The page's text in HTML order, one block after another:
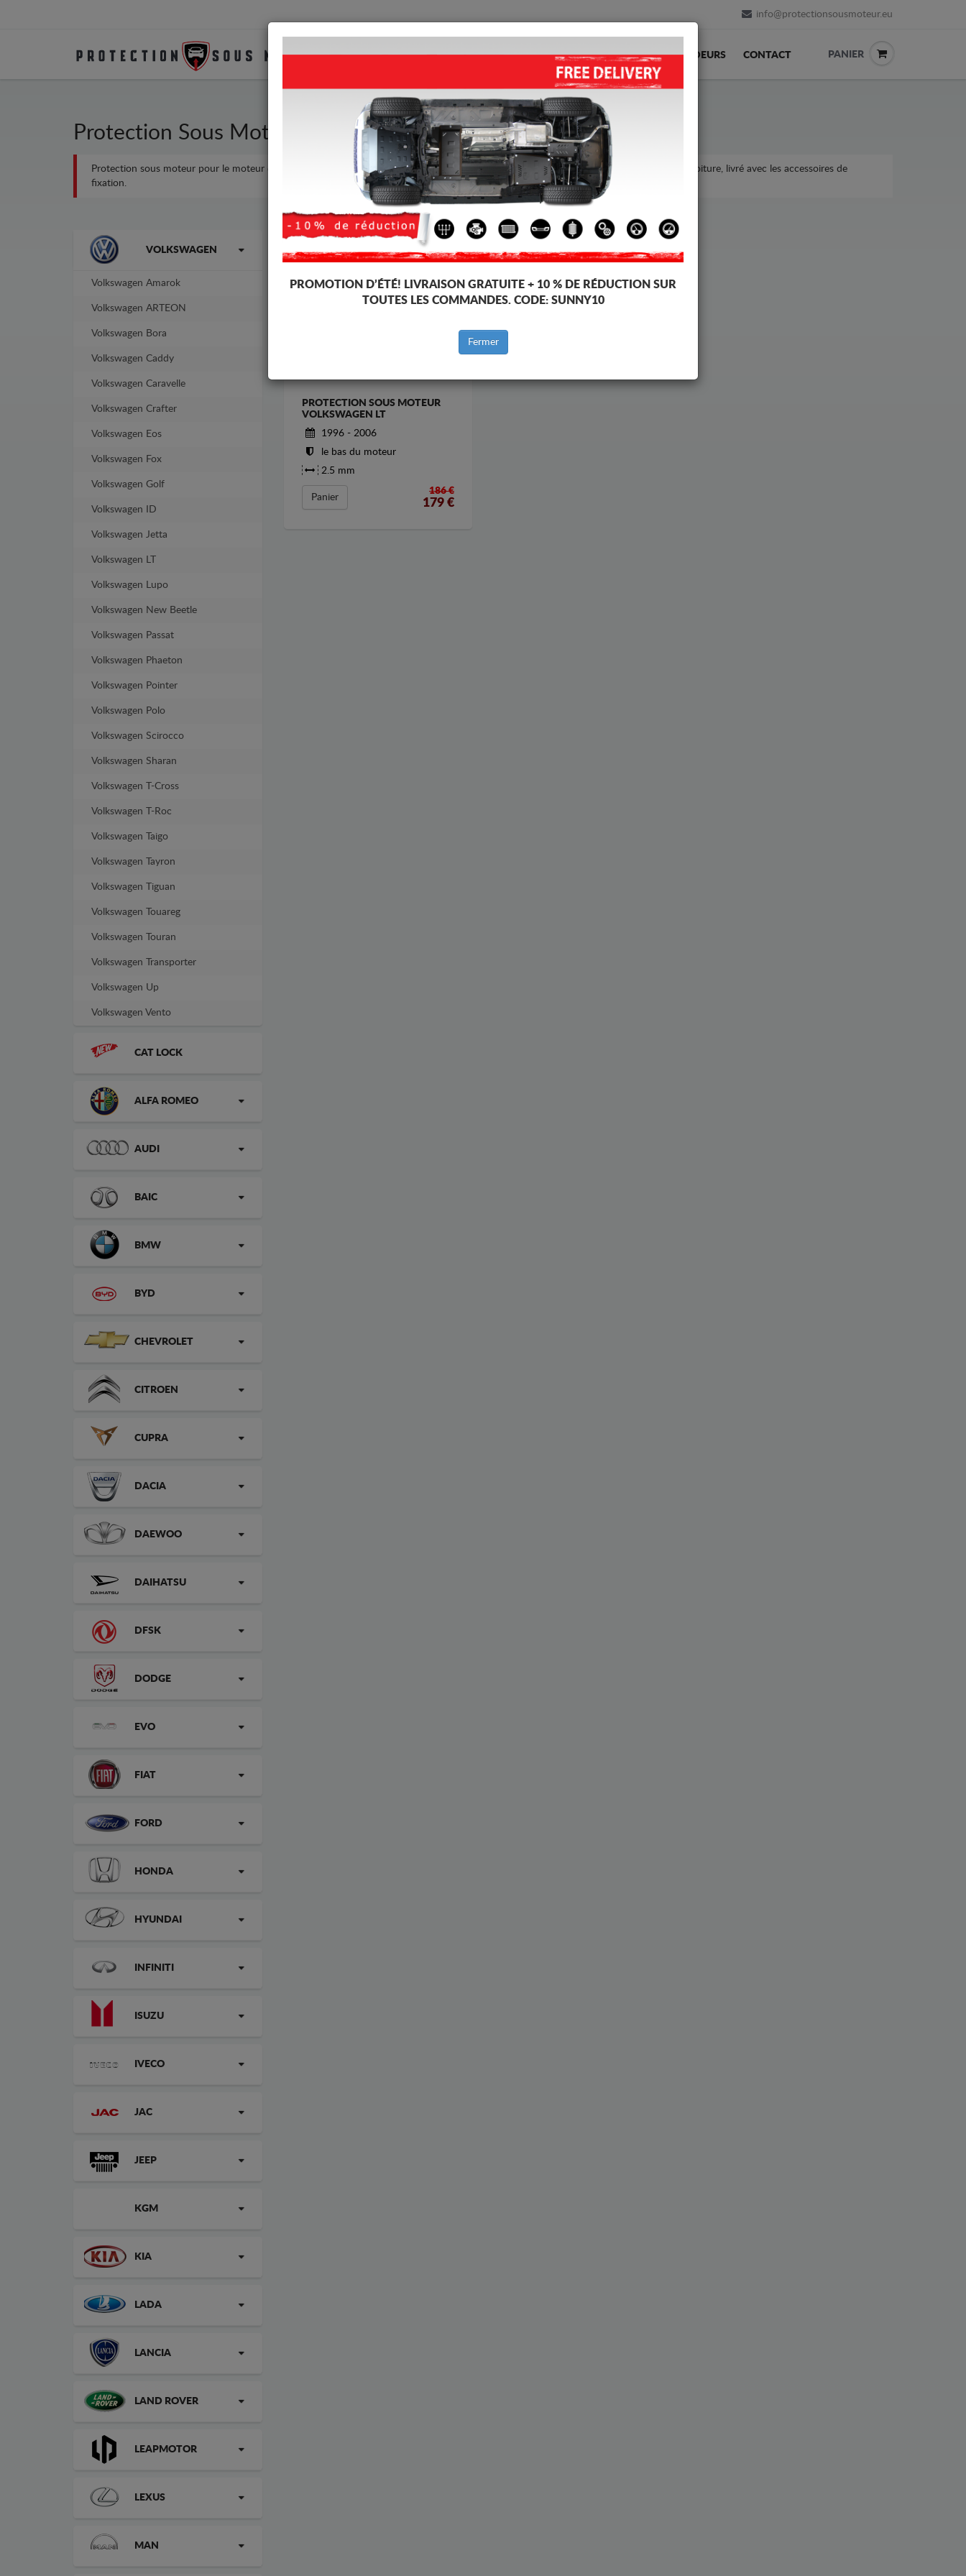
info@protectionsousmoteur.eu
PROTECTION ACCUEIL LIVRAISON AVIS REVENDEURS CONTACT PANIER
Protection Sous Moteur Métallique Volkswagen LT
Protection sous moteur pour le moteur et la boîte de vitesses, dédiée aux voitures Volkswagen LT. Il est monté sans modifications sur la voiture, livré avec les accessoires de
fixation.
Marques VOLKSWAGEN
Volkswagen Amarok
Volkswagen ARTEON
Volkswagen Bora
Volkswagen Caddy
Volkswagen Caravelle
Volkswagen Crafter
Volkswagen Eos
Volkswagen Fox
Volkswagen Golf
Volkswagen ID
Volkswagen Jetta
Volkswagen LT
Volkswagen Lupo
Volkswagen New Beetle
Volkswagen Passat
Volkswagen Phaeton
Volkswagen Pointer
Volkswagen Polo
Volkswagen Scirocco
Volkswagen Sharan
Volkswagen T-Cross
Volkswagen T-Roc
Volkswagen Taigo
Volkswagen Tayron
Volkswagen Tiguan
Volkswagen Touareg
Volkswagen Touran
Volkswagen Transporter
Volkswagen Up
Volkswagen Vento
CAT LOCK
ALFA ROMEO
AUDI
BAIC
BMW
BYD
CHEVROLET
CITROEN
CUPRA
DACIA
DAEWOO
DAIHATSU
DFSK
DODGE
EVO
FIAT
FORD
HONDA
HYUNDAI
INFINITI
ISUZU
IVECO
JAC
JEEP
KGM
KIA
LADA
LANCIA
LAND ROVER
LEAPMOTOR
LEXUS
MAN
-4%
PROTECTION SOUS MOTEUR
VOLKSWAGEN LT
1996 - 2006
le bas du moteur
2.5 mm
Panier
186 €
179€
PROMOTION D’ÉTÉ! LIVRAISON GRATUITE + 10 % DE RÉDUCTION SUR
TOUTES LES COMMANDES. CODE: SUNNY10
Fermer